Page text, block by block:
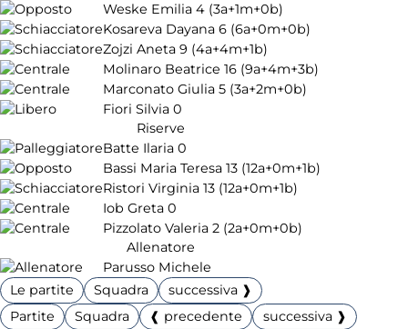
Weske Emilia 4 (3a+1m+0b)
Kosareva Dayana 6 (6a+0m+0b)
Zojzi Aneta 9 (4a+4m+1b)
Molinaro Beatrice 16 (9a+4m+3b)
Marconato Giulia 5 (3a+2m+0b)
Fiori Silvia 0
Riserve
Batte Ilaria 0
Bassi Maria Teresa 13 (12a+0m+1b)
Ristori Virginia 13 (12a+0m+1b)
Iob Greta 0
Pizzolato Valeria 2 (2a+0m+0b)
Allenatore
Parusso Michele
Le partite
Squadra
successiva ❱
Partite
Squadra ❰ precedente
successiva ❱